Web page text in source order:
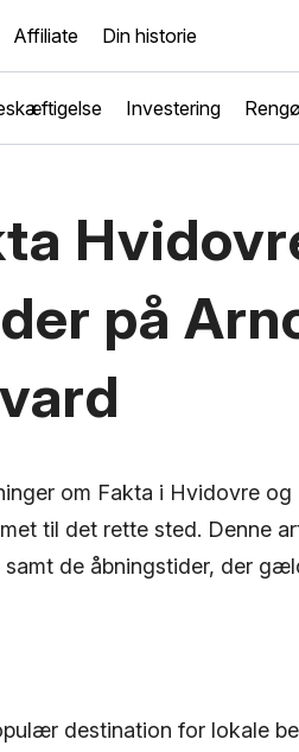
Affiliate Din historie
Investering
på
om Fakta i Hvidovre
til det rette sted. Denne
de åbningstider, der
destination for lokale